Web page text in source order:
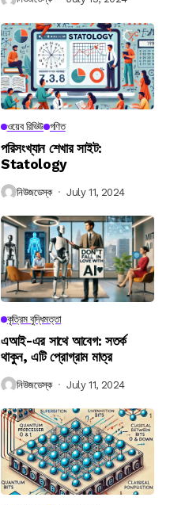
ওয়েব রিভিউ গণিত
পরিসংখ্যান শেখার সাইট:
Statology
নিউজডেস্ক July 11, 2024
কৃত্রিম বুদ্ধিমত্তা
এআই-এর সাথে আবেগ: সতর্ক
থাকুন, এটি প্রোগ্রাম মাত্র
নিউজডেস্ক July 11, 2024